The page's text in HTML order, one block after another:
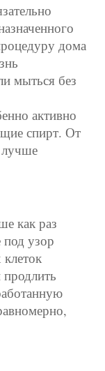
дома
мыться без
активно
спирт. От
лучше
как раз
под узор